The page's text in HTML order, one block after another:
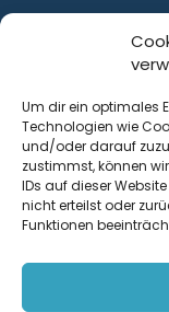
Um dir ein optimales
Technologien wie
und/oder darauf
zustimmst, können
IDs auf dieser
nicht erteilst oder
Funktionen